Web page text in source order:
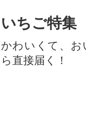
いちご特集
かわいくて、
ら直接届く！